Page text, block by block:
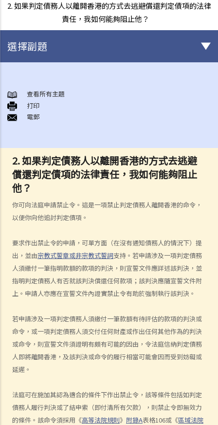
2. 如果判定債務人以離開香港的方式去逃避償還判定債項的法律
責任，我如何能夠阻止他？
2. 如果判定債務人以離開香港的方式去逃避
償還判定債項的法律責任，我如何能夠阻止
他？
你可向法庭申請禁止令。這是一項禁止判定債務人離開香港的命令，
以便你向他追討判定債項。
要求作出禁止令的申請，可單方面（在沒有通知債務人的情況下）提
出，並由宗教式誓章或非宗教式誓詞支持。若申請涉及一項判定債務
人須繳付一筆指明款額的款項的判決，則宣誓文件應詳述該判決，並
指明判定債務人有否就該判決償還任何款項；該判決應隨宣誓文件附
上。申請人亦應在宣誓文件內證實禁止令有助於強制執行該判決。
若申請涉及一項判定債務人須繳付一筆款額有待評估的款項的判決或
命令，或一項判定債務人須交付任何財產或作出任何其他作為的判決
或命令，則宣誓文件須證明有頗有可能的因由，令法庭信納判定債務
人即將離開香港，及該判決或命令的履行相當可能會因而受到妨礙或
延遲。
法庭可在施加其認為適合的條件下作出禁止令，該等條件包括如判定
債務人履行判決或了結申索（即付清所有欠款），則禁止令即無效力
的條件。該命令須採用《高等法院規則》 附錄A表格106或《區域法院
選擇副題
展開民事訴訟前應當考慮的事項
1. 我可以不提出訴訟而解決糾紛嗎？
2. 我是否有充分的法律理據去展開民事訴訟？對方又可否在同一案件中
律協助）？
4. 倘若我被判勝訴，我是否一定可以取得我想要的補償？
5. 我有能力支付有關法律開支嗎？
1. 為甚麼即使我贏了官司，並且法院已經命令對方支付我的律師費用，
我的律師費用也不能全額報銷？
因會導致法院作出不同的命令？
6. 我有時間應付訴訟嗎？
7. 展開民事訴訟是否有期限？
8. 如果我要展開民事訴訟，將要面對甚麼風險？我能否承受這些風險？
9. 如果我不介意花費時間和金錢，即使我的案件的法律理據很弱，我是
10. 在一般民事訴訟中可以作出甚麼申索？ 未經算定的損害賠償有哪些
例子？ 除了一筆過賠償（經算定或未經算定）外，在民事訴訟中是否還
有其他的申索？
11. 哪些民事案件的資料可以公開？ 是否所有證據、文件或證人陳述書
都可供公眾查閱？
1. 勞資審裁處會處理甚麼民事案件？
2. 小額錢債審裁處會處理甚麼民事案件？
查看所有主題
打印
電郵